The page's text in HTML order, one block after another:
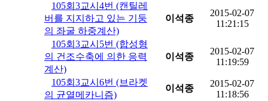
105회3교시4번 (캔틸레
버를 지지하고 있는 기둥
의 좌굴 하중계산)
이석종
2015-02-07
11:21:15
105회3교시5번 (합성형
의 건조수축에 의한 응력
계산)
이석종
2015-02-07
11:19:59
105회3교시6번 (브라켓
의 균열메카니즘)
이석종
2015-02-07
11:18:56